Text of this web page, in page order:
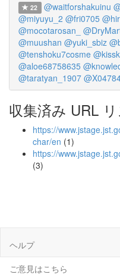
22 @waitforshakuinu
@miyuyu_2 @fri0705
@mocotarosan_
@muushan @yuki_sbiz
@tenshoku7cosme
@aloe68758635
@taratyan_1907
収集済み URL リ
https://
char/en (1)
https://
(3)
ヘルプ
ご意見はこちら